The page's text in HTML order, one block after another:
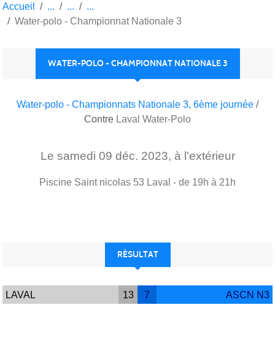
Accueil
Water-polo - Championnat Nationale 3
WATER-POLO - CHAMPIONNAT NATIONALE 3
Water-polo - Championnats Nationale 3, 6ème journée /
Contre Laval Water-Polo
Le samedi 09 déc. 2023, à l'extérieur
Piscine Saint nicolas 53 Laval - de 19h à 21h
RÉSULTAT
LAVAL 13 7 ASCN N3